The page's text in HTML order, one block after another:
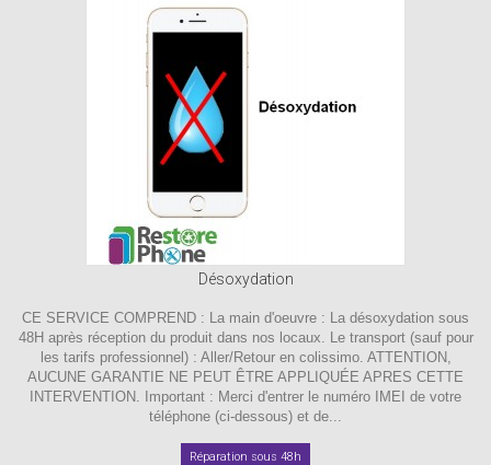
Désoxydation
CE SERVICE COMPREND : La main d'oeuvre : La désoxydation sous
48H après réception du produit dans nos locaux. Le transport (sauf pour
les tarifs professionnel) : Aller/Retour en colissimo. ATTENTION,
AUCUNE GARANTIE NE PEUT ÊTRE APPLIQUÉE APRES CETTE
INTERVENTION. Important : Merci d'entrer le numéro IMEI de votre
téléphone (ci-dessous) et de...
Réparation sous 48h